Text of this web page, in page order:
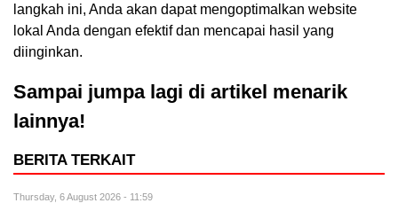
langkah ini, Anda akan dapat mengoptimalkan website
lokal Anda dengan efektif dan mencapai hasil yang
diinginkan.
Sampai jumpa lagi di artikel menarik
lainnya!
BERITA TERKAIT
Thursday, 6 August 2026 - 11:59